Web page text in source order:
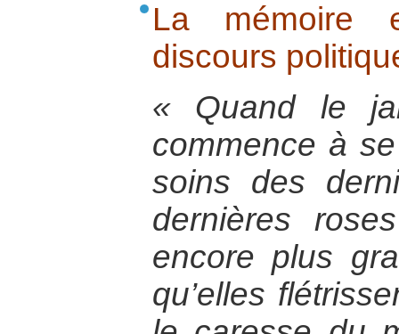
La mémoire
discours
« Quand le
commence à
soins des
dernières
encore plus
qu’elles